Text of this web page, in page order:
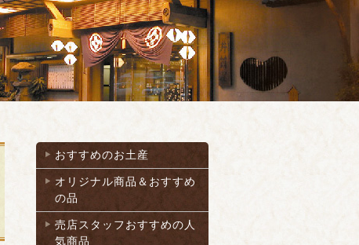
おすすめのお土産
オリジナル商品＆おすすめ
の品
売店スタッフおすすめの人
気商品